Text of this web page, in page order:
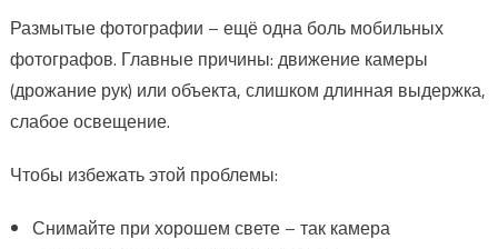
Размытые фотографии – ещё одна боль мобильных
фотографов. Главные причины: движение камеры
(дрожание рук) или объекта, слишком длинная выдержка,
слабое освещение.
Чтобы избежать этой проблемы:
Снимайте при хорошем свете – так камера